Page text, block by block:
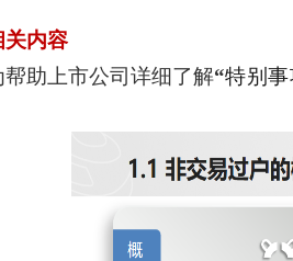
关内容
帮助上市公司详细了解“特别